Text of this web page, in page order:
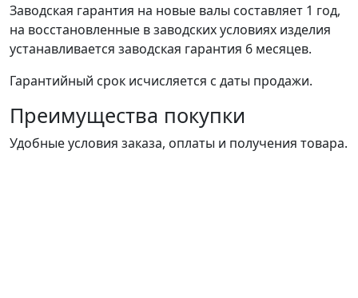
Заводская гарантия на новые валы составляет 1 год,
на восстановленные в заводских условиях изделия
устанавливается заводская гарантия 6 месяцев.
Гарантийный срок исчисляется с даты продажи.
Преимущества покупки
Удобные условия заказа, оплаты и получения товара.